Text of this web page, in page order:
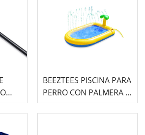
BEEZTEES PISCINA PARA
PERRO CON PALMERA Y
ASPERSORES
LATERALES